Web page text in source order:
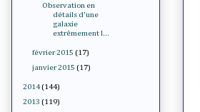
Observation en
détails d'une
galaxie
extrêmement l...
février 2015 (17)
janvier 2015 (17)
2014 (144)
2013 (119)